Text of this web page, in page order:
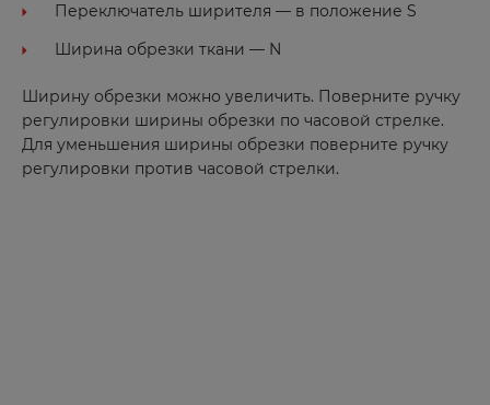
Переключатель ширителя — в положение S
Ширина обрезки ткани — N ⠀
Ширину обрезки можно увеличить. Поверните ручку
регулировки ширины обрезки по часовой стрелке.
Для уменьшения ширины обрезки поверните ручку
регулировки против часовой стрелки.